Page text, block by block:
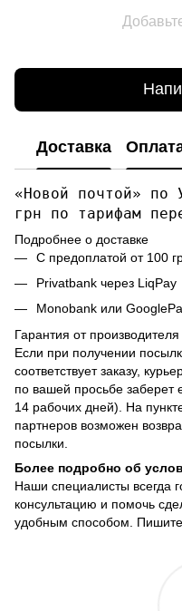
Доставка
«Новой почтой»
грн по тарифам
Подробнее о доставке
С предоплатой от 100
Privatbank через LiqPay
Monobank или
Гарантия от
Если при получении
соответствует заказу,
по вашей просьбе заберет
14 рабочих дней). На
партнеров возможен
посылки.
Более подробно об
Наши специалисты всегда
консультацию и помочь
удобным способом.